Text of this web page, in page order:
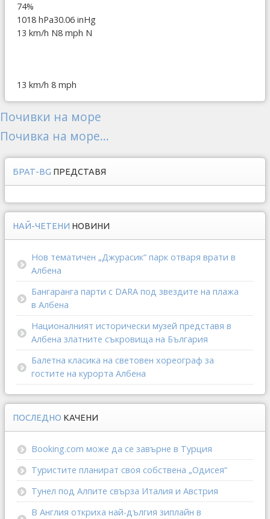
74%
1018 hPa30.06 inHg
13 km/h N8 mph N
13 km/h 8 mph
Почивки на море
Почивка на море...
БРАТ-BG ПРЕДСТАВЯ
НАЙ-ЧЕТЕНИ НОВИНИ
Нов тематичен „Джурасик“ парк отваря врати в
Албена
Бангаранга парти с DARA под звездите на плажа
в Албена
Националният исторически музей представя в
Албена златните съкровища на България
Балетна класика на световен хореограф за
гостите на курорта Албена
ПОСЛЕДНО КАЧЕНИ
Booking.com може да се завърне в Турция
Туристите планират своя собствена „Одисея“
Тунел под Алпите свърза Италия и Австрия
В Англия откриха най-дългия зиплайн в